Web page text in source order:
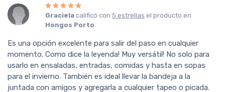
Graciela calificó con5 estrellas el producto en
Hongos Porto.
Es una opción excelente para salir del paso en cualquier
momento. Como dice la leyenda! Muy versátil! No solo para
usarlo en ensaladas, entradas, comidas y hasta en sopas
para el invierno. También es ideal llevar la bandeja a la
juntada con amigos y agregarla a cualquier tapeo o picada.